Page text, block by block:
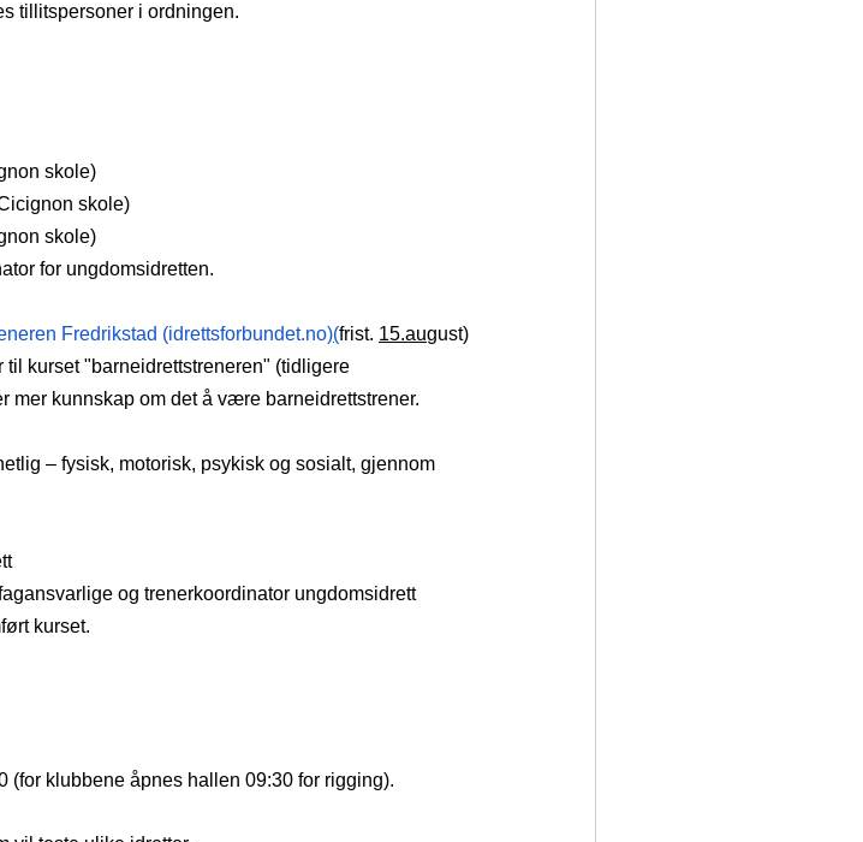
tillitspersoner i ordningen.
skole)
skole)
skole)
for ungdomsidretten.
Fredrikstad (idrettsforbundet.no)(frist. 15.august)
kurset "barneidrettstreneren" (tidligere
mer kunnskap om det å være barneidrettstrener.
– fysisk, motorisk, psykisk og sosialt, gjennom
og trenerkoordinator ungdomsidrett
kurset.
(for klubbene åpnes hallen 09:30 for rigging).